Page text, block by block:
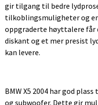
gir tilgang til bedre
tilkoblingsmuligheter og
oppgraderte høyttalere får
diskant og et mer presist
kan levere.
BMW X5 2004 har god
og subwoofer. Dette gir